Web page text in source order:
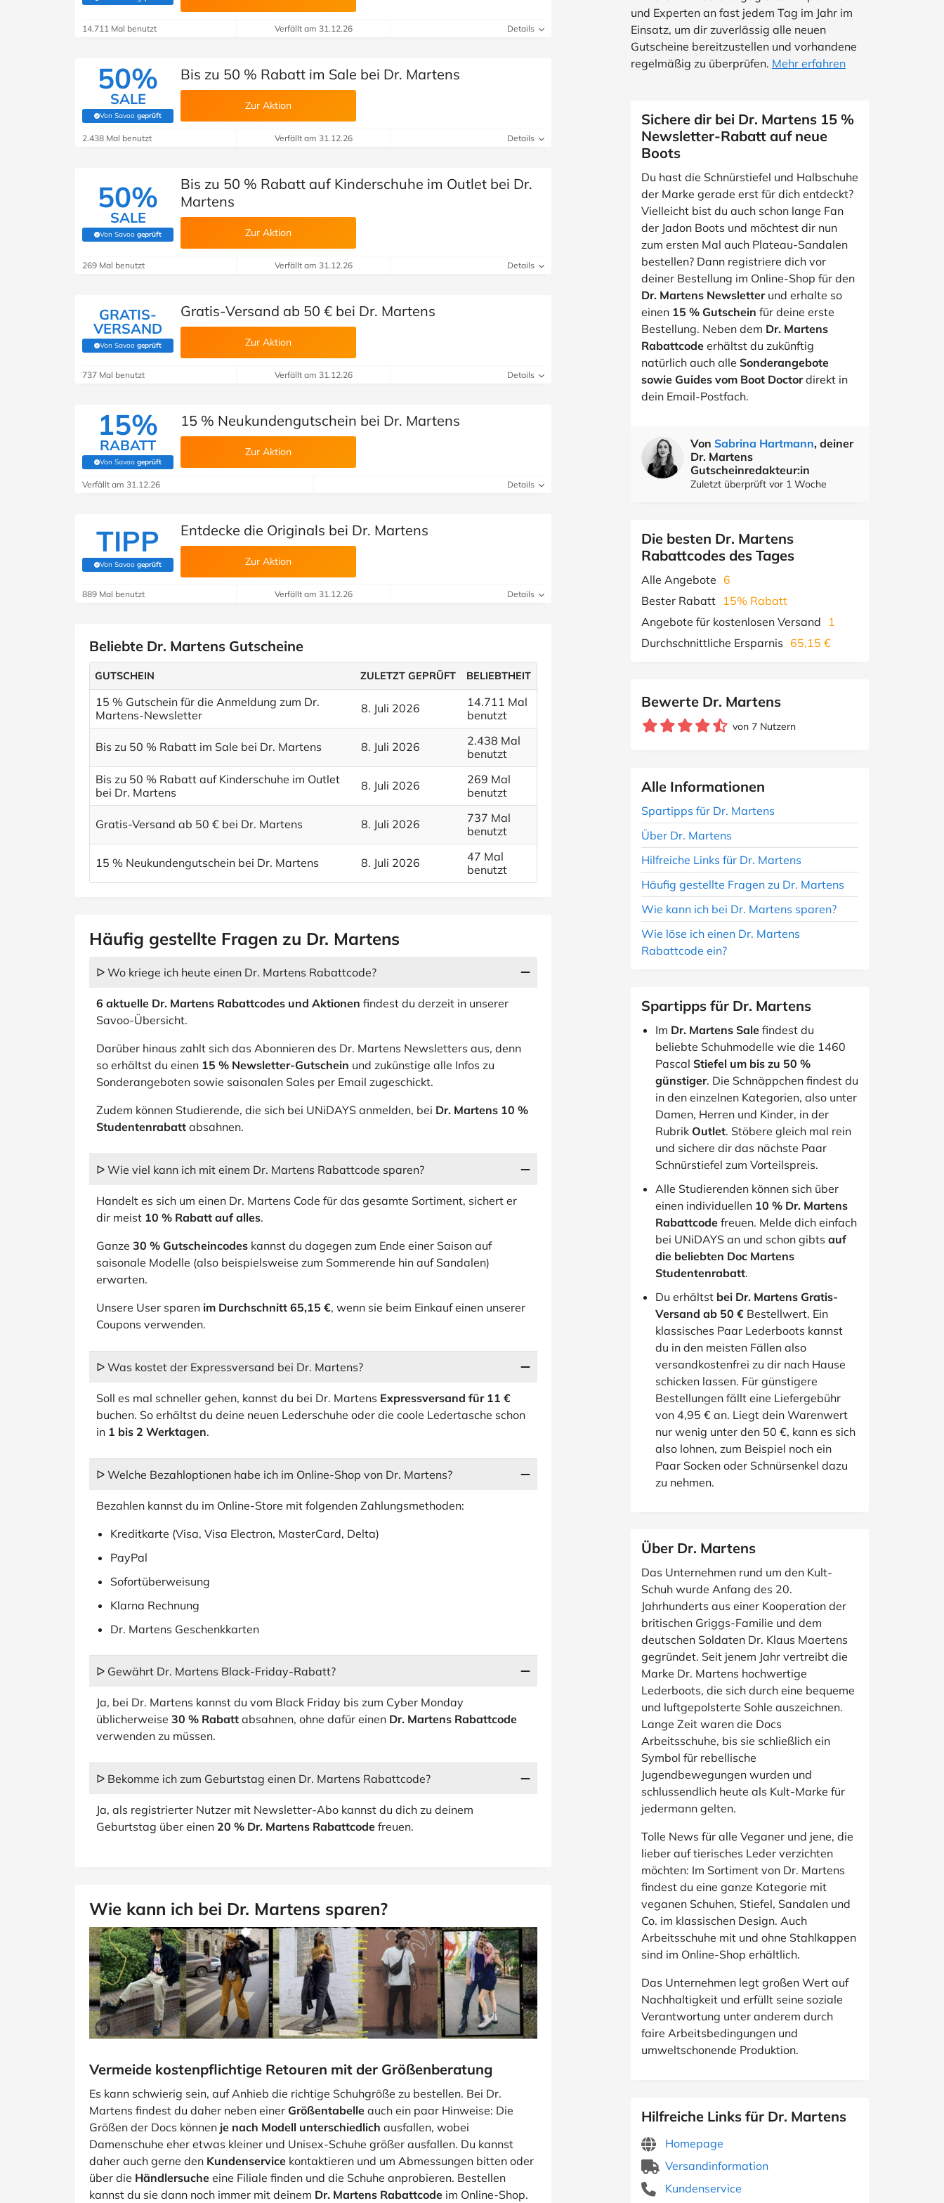
14.711 Mal benutzt Verfällt am 31.12.26 Details
50%
SALE
Von Savoo geprüft
(Von Savoo geprüft)
Bis zu 50 % Rabatt im Sale bei Dr. Martens
Zur Aktion
2.438 Mal benutzt Verfällt am 31.12.26 Details
50%
SALE
Von Savoo geprüft
(Von Savoo geprüft)
Bis zu 50 % Rabatt auf Kinderschuhe im Outlet bei Dr.
Martens
Zur Aktion
269 Mal benutzt Verfällt am 31.12.26 Details
GRATIS-
VERSAND
Von Savoo geprüft
(Von Savoo geprüft)
Gratis-Versand ab 50 € bei Dr. Martens
Zur Aktion
737 Mal benutzt Verfällt am 31.12.26 Details
15%
RABATT
Von Savoo geprüft
(Von Savoo geprüft)
15 % Neukundengutschein bei Dr. Martens
Zur Aktion
Verfällt am 31.12.26 Details
TIPP
Von Savoo geprüft
(Von Savoo geprüft)
Entdecke die Originals bei Dr. Martens
Zur Aktion
889 Mal benutzt Verfällt am 31.12.26 Details
Beliebte Dr. Martens Gutscheine
GUTSCHEIN ZULETZT GEPRÜFT BELIEBTHEIT
15 % Gutschein für die Anmeldung zum Dr.
Martens-Newsletter
8. Juli 2026
14.711 Mal
benutzt
Bis zu 50 % Rabatt im Sale bei Dr. Martens 8. Juli 2026
2.438 Mal
benutzt
Bis zu 50 % Rabatt auf Kinderschuhe im Outlet
bei Dr. Martens
8. Juli 2026
269 Mal
benutzt
Gratis-Versand ab 50 € bei Dr. Martens 8. Juli 2026
737 Mal
benutzt
15 % Neukundengutschein bei Dr. Martens 8. Juli 2026
47 Mal
benutzt
und Experten an fast jedem Tag im Jahr im
Einsatz, um dir zuverlässig alle neuen
Gutscheine bereitzustellen und vorhandene
regelmäßig zu überprüfen. Mehr erfahren
Sichere dir bei Dr. Martens 15 %
Newsletter-Rabatt auf neue
Boots
Du hast die Schnürstiefel und Halbschuhe
der Marke gerade erst für dich entdeckt?
Vielleicht bist du auch schon lange Fan
der Jadon Boots und möchtest dir nun
zum ersten Mal auch Plateau-Sandalen
bestellen? Dann registriere dich vor
deiner Bestellung im Online-Shop für den
Dr. Martens Newsletterund erhalte so
einen 15 % Gutschein für deine erste
Bestellung. Neben dem Dr. Martens
Rabattcode erhältst du zukünftig
natürlich auch alle Sonderangebote
sowie Guides vom Boot Doctordirekt in
dein Email-Postfach.
Von Sabrina Hartmann, deiner
Dr. Martens
Gutscheinredakteur:in
Zuletzt überprüft vor 1 Woche
Die besten Dr. Martens
Rabattcodes des Tages
Alle Angebote 6
Bester Rabatt 15% Rabatt
Angebote für kostenlosen Versand
1
Durchschnittliche Ersparnis 65,15 €
Bewerte Dr. Martens
von 7 Nutzern
Alle Informationen
Spartipps für Dr. Martens
Über Dr. Martens
Hilfreiche Links für Dr. Martens
Häufig gestellte Fragen zu Dr. Martens
Wie kann ich bei Dr. Martens sparen?
Wie löse ich einen Dr. Martens
Rabattcode ein?
Spartipps für Dr. Martens
Im Dr. Martens Sale findest du
beliebte Schuhmodelle wie die 1460
Pascal Stiefel um bis zu 50 %
günstiger. Die Schnäppchen findest du
in den einzelnen Kategorien, also unter
Damen, Herren und Kinder, in der
Rubrik Outlet. Stöbere gleich mal rein
und sichere dir das nächste Paar
Schnürstiefel zum Vorteilspreis.
Alle Studierenden können sich über
einen individuellen 10 % Dr. Martens
Rabattcode freuen. Melde dich einfach
bei UNiDAYS an und schon gibts auf
die beliebten Doc Martens
Studentenrabatt.
Du erhältst bei Dr. Martens Gratis-
Versand ab 50 € Bestellwert. Ein
klassisches Paar Lederboots kannst
du in den meisten Fällen also
versandkostenfrei zu dir nach Hause
schicken lassen. Für günstigere
Bestellungen fällt eine Liefergebühr
von 4,95 € an. Liegt dein Warenwert
nur wenig unter den 50 €, kann es sich
also lohnen, zum Beispiel noch ein
Paar Socken oder Schnürsenkel dazu
zu nehmen.
Über Dr. Martens
Das Unternehmen rund um den Kult-
Schuh wurde Anfang des 20.
Jahrhunderts aus einer Kooperation der
britischen Griggs-Familie und dem
deutschen Soldaten Dr. Klaus Maertens
gegründet. Seit jenem Jahr vertreibt die
Marke Dr. Martens hochwertige
Lederboots, die sich durch eine bequeme
und luftgepolsterte Sohle auszeichnen.
Lange Zeit waren die Docs
Arbeitsschuhe, bis sie schließlich ein
Symbol für rebellische
Jugendbewegungen wurden und
schlussendlich heute als Kult-Marke für
jedermann gelten.
Tolle News für alle Veganer und jene, die
lieber auf tierisches Leder verzichten
möchten: Im Sortiment von Dr. Martens
findest du eine ganze Kategorie mit
veganen Schuhen, Stiefel, Sandalen und
Co. im klassischen Design. Auch
Arbeitsschuhe mit und ohne Stahlkappen
sind im Online-Shop erhältlich.
Das Unternehmen legt großen Wert auf
Nachhaltigkeit und erfüllt seine soziale
Verantwortung unter anderem durch
faire Arbeitsbedingungen und
umweltschonende Produktion.
Hilfreiche Links für Dr. Martens
Homepage
Versandinformation
Kundenservice
Häufig gestellte Fragen zu Dr. Martens
ᐅ Wo kriege ich heute einen Dr. Martens Rabattcode?
6 aktuelle Dr. Martens Rabattcodes und Aktionen findest du derzeit in unserer
Savoo-Übersicht.
Darüber hinaus zahlt sich das Abonnieren des Dr. Martens Newsletters aus, denn
so erhältst du einen 15 % Newsletter-Gutschein und zukünstige alle Infos zu
Sonderangeboten sowie saisonalen Sales per Email zugeschickt.
Zudem können Studierende, die sich bei UNiDAYS anmelden, bei Dr. Martens 10 %
Studentenrabatt absahnen.
ᐅ Wie viel kann ich mit einem Dr. Martens Rabattcode sparen?
Handelt es sich um einen Dr. Martens Code für das gesamte Sortiment, sichert er
dir meist 10 % Rabatt auf alles.
Ganze 30 % Gutscheincodes kannst du dagegen zum Ende einer Saison auf
saisonale Modelle (also beispielsweise zum Sommerende hin auf Sandalen)
erwarten.
Unsere User sparen im Durchschnitt 65,15 €, wenn sie beim Einkauf einen unserer
Coupons verwenden.
ᐅ Was kostet der Expressversand bei Dr. Martens?
Soll es mal schneller gehen, kannst du bei Dr. Martens Expressversand für 11 €
buchen. So erhältst du deine neuen Lederschuhe oder die coole Ledertasche schon
in 1 bis 2 Werktagen.
ᐅ Welche Bezahloptionen habe ich im Online-Shop von Dr. Martens?
Bezahlen kannst du im Online-Store mit folgenden Zahlungsmethoden:
Kreditkarte (Visa, Visa Electron, MasterCard, Delta)
PayPal
Sofortüberweisung
Klarna Rechnung
Dr. Martens Geschenkkarten
ᐅ Gewährt Dr. Martens Black-Friday-Rabatt?
Ja, bei Dr. Martens kannst du vom Black Friday bis zum Cyber Monday
üblicherweise 30 % Rabatt absahnen, ohne dafür einen Dr. Martens Rabattcode
verwenden zu müssen.
ᐅ Bekomme ich zum Geburtstag einen Dr. Martens Rabattcode?
Ja, als registrierter Nutzer mit Newsletter-Abo kannst du dich zu deinem
Geburtstag über einen 20 % Dr. Martens Rabattcode freuen.
Wie kann ich bei Dr. Martens sparen?
Vermeide kostenpflichtige Retouren mit der Größenberatung
Es kann schwierig sein, auf Anhieb die richtige Schuhgröße zu bestellen. Bei Dr.
Martens findest du daher neben einer Größentabelle auch ein paar Hinweise: Die
Größen der Docs können je nach Modell unterschiedlich ausfallen, wobei
Damenschuhe eher etwas kleiner und Unisex-Schuhe größer ausfallen. Du kannst
daher auch gerne den Kundenservice kontaktieren und um Abmessungen bitten oder
über die Händlersuche eine Filiale finden und die Schuhe anprobieren. Bestellen
kannst du sie dann noch immer mit deinem Dr. Martens Rabattcode im Online-Shop.